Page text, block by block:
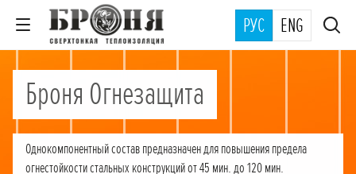
РУС ENG
Броня Огнезащита
Однокомпонентный состав предназначен для повышения предела
огнестойкости стальных конструкций от 45 мин. до 120 мин.